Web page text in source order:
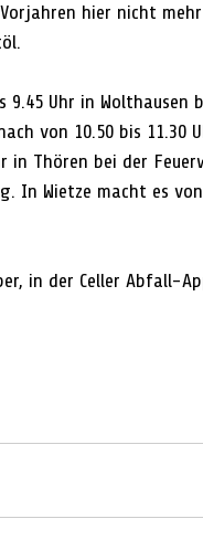
hier nicht
Uhr in Wolthausen
von 10.50 bis 11.30
in Thören bei der
In Wietze macht es
in der Celler Abfall-